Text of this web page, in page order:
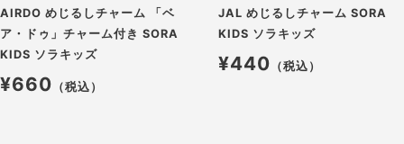
AIRDO めじるしチャーム 「ベ
ア・ドゥ」チャーム付き SORA
KIDS ソラキッズ
¥660 （税込）
JAL めじるしチャーム SORA
KIDS ソラキッズ
¥440 （税込）